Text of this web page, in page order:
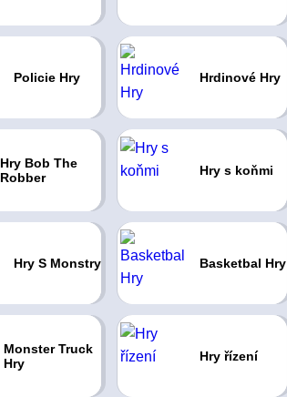
Policie Hry Hrdinové Hry
Hry Bob The
Robber
Hry s koňmi
Hry S Monstry Basketbal Hry
Monster Truck
Hry
Hry řízení